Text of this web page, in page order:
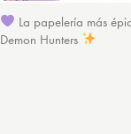
La papelería más
Demon Hunters